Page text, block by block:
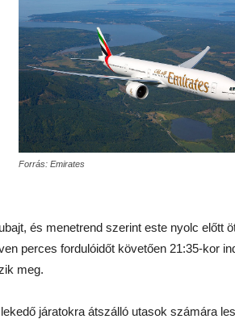
Forrás: Emirates
és menetrend szerint este nyolc előtt
perces fordulóidőt követően 21:35-kor
meg.
járatokra átszálló utasok számára